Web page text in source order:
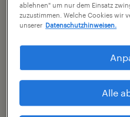
ablehnen" um nur dem Einsatz
zuzustimmen. Welche Cookies wir
unserer Datenschutzhinweisen.
Alle